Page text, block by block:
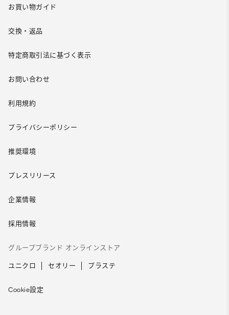
お買い物ガイド
交換・返品
特定商取引法に基づく表示
お問い合わせ
利用規約
プライバシーポリシー
推奨環境
プレスリリース
企業情報
採用情報
グループブランド オンラインストア
ユニクロ セオリー プラステ
Cookie設定